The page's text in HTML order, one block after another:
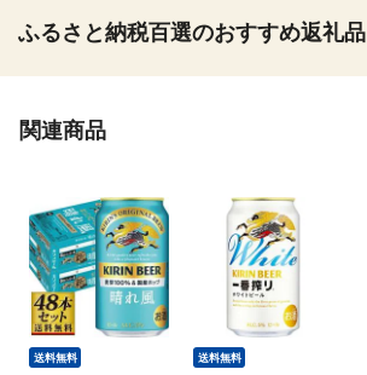
ふるさと納税百選のおすすめ返礼品
関連商品
送料無料 送料無料